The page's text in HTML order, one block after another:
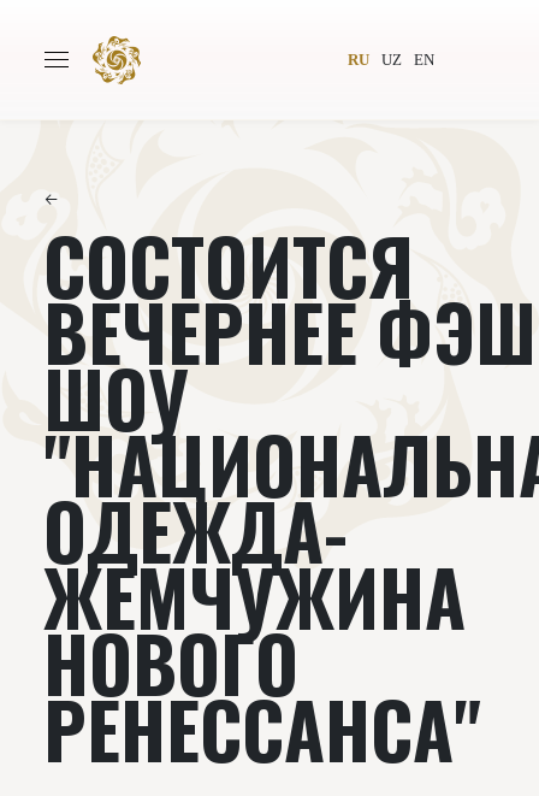
RU UZ EN
Всемирное общество
Издательство
Книги
←
СОСТОИТСЯ
ВЕЧЕРНЕЕ
ШОУ
ОДЕЖДА-
ЖЕМЧУЖИНА
НОВОГО
РЕНЕССАНСА"